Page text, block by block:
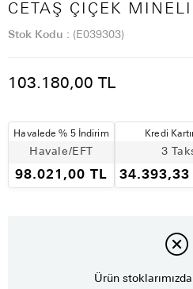
CETAŞ ÇIÇEK
Stok Kodu (E039303)
103.180,00 TL
Havalede % 5 İndirim
Havale/EFT
98.021,00 TL
Kredi
3
34.393,33
Ürün